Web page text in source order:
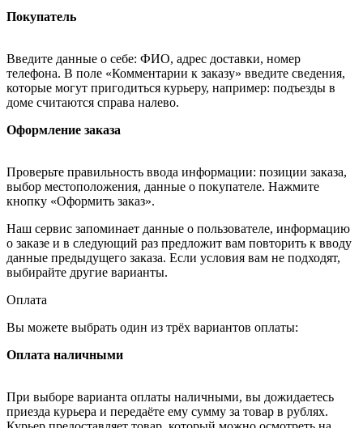
Покупатель
Введите данные о себе: ФИО, адрес доставки, номер
телефона. В поле «Комментарии к заказу» введите сведения,
которые могут пригодиться курьеру, например: подъезды в
доме считаются справа налево.
Оформление заказа
Проверьте правильность ввода информации: позиции заказа,
выбор местоположения, данные о покупателе. Нажмите
кнопку «Оформить заказ».
Наш сервис запоминает данные о пользователе, информацию
о заказе и в следующий раз предложит вам повторить к вводу
данные предыдущего заказа. Если условия вам не подходят,
выбирайте другие варианты.
Оплата
Вы можете выбрать один из трёх вариантов оплаты:
Оплата наличными
При выборе варианта оплаты наличными, вы дожидаетесь
приезда курьера и передаёте ему сумму за товар в рублях.